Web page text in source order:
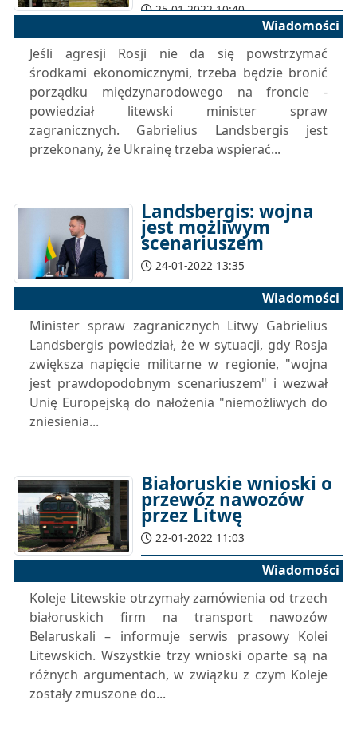
25-01-2022 10:40
Wiadomości
Jeśli agresji Rosji nie da się powstrzymać
środkami ekonomicznymi, trzeba będzie bronić
porządku międzynarodowego na froncie -
powiedział litewski minister spraw
zagranicznych. Gabrielius Landsbergis jest
przekonany, że Ukrainę trzeba wspierać...
Landsbergis: wojna
jest możliwym
scenariuszem
24-01-2022 13:35
Wiadomości
Minister spraw zagranicznych Litwy Gabrielius
Landsbergis powiedział, że w sytuacji, gdy Rosja
zwiększa napięcie militarne w regionie, "wojna
jest prawdopodobnym scenariuszem" i wezwał
Unię Europejską do nałożenia "niemożliwych do
zniesienia...
Białoruskie wnioski o
przewóz nawozów
przez Litwę
22-01-2022 11:03
Wiadomości
Koleje Litewskie otrzymały zamówienia od trzech
białoruskich firm na transport nawozów
Belaruskali – informuje serwis prasowy Kolei
Litewskich. Wszystkie trzy wnioski oparte są na
różnych argumentach, w związku z czym Koleje
zostały zmuszone do...